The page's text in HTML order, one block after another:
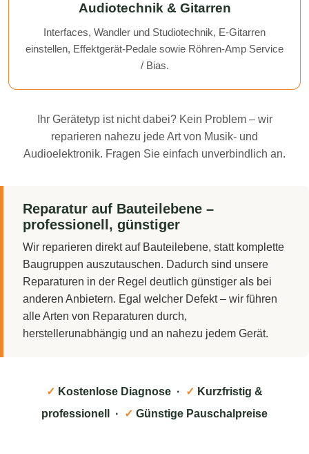
Audiotechnik & Gitarren
Interfaces, Wandler und Studiotechnik, E-Gitarren
einstellen, Effektgerät-Pedale sowie Röhren-Amp Service
/ Bias.
Ihr Gerätetyp ist nicht dabei? Kein Problem – wir
reparieren nahezu jede Art von Musik- und
Audioelektronik. Fragen Sie einfach unverbindlich an.
Reparatur auf Bauteilebene –
professionell, günstiger
Wir reparieren direkt auf Bauteilebene, statt komplette
Baugruppen auszutauschen. Dadurch sind unsere
Reparaturen in der Regel deutlich günstiger als bei
anderen Anbietern. Egal welcher Defekt – wir führen
alle Arten von Reparaturen durch,
herstellerunabhängig und an nahezu jedem Gerät.
✓ Kostenlose Diagnose · ✓ Kurzfristig &
professionell ·
✓ Günstige Pauschalpreise